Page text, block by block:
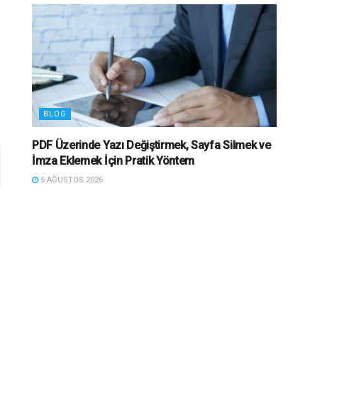
BLOG
PDF Üzerinde Yazı Değiştirmek, Sayfa Silmek ve
İmza Eklemek İçin Pratik Yöntem
5 AĞUSTOS 2026